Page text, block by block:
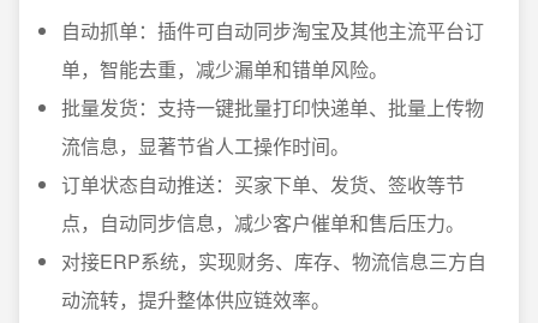
自动抓单：插件可自动同步淘宝及其他主流平台订
单，智能去重，减少漏单和错单风险。
批量发货：支持一键批量打印快递单、批量上传物
流信息，显著节省人工操作时间。
订单状态自动推送：买家下单、发货、签收等节
点，自动同步信息，减少客户催单和售后压力。
对接ERP系统，实现财务、库存、物流信息三方自
动流转，提升整体供应链效率。